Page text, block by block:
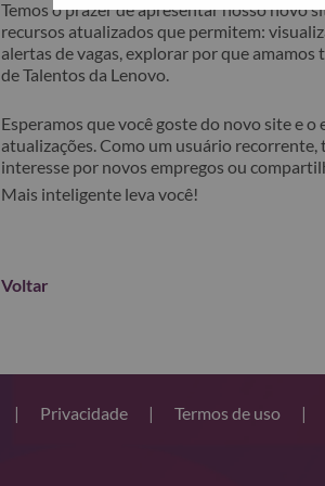
Temos o prazer de apresentar nosso novo
recursos atualizados que permitem:
alertas de vagas, explorar por que
de Talentos da Lenovo.
Esperamos que você goste do novo site e
atualizações. Como um usuário
interesse por novos empregos ou
Mais inteligente leva você!
Voltar
| Privacidade | Termos de uso |